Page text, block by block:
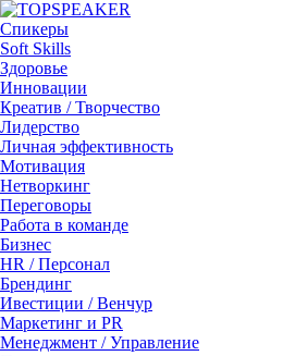
Спикеры
Soft Skills
Здоровье
Инновации
Креатив / Творчество
Лидерство
Личная эффективность
Мотивация
Нетворкинг
Переговоры
Работа в команде
Бизнес
HR / Персонал
Брендинг
Ивестиции / Венчур
Маркетинг и PR
Менеджмент / Управление